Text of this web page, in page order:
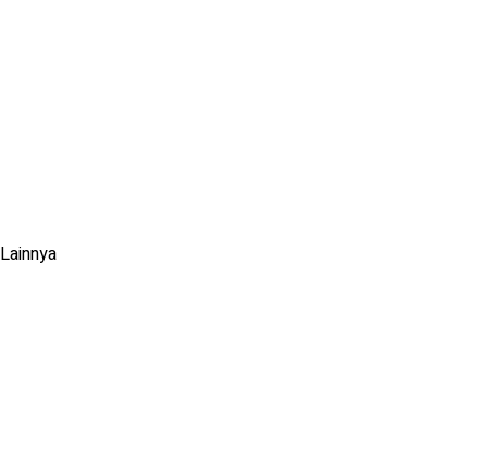
Lainnya